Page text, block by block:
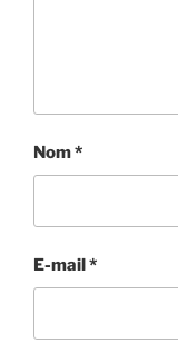
Nom*
E-mail *